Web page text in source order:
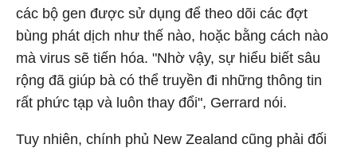
các bộ gen được sử dụng để theo dõi các đợt
bùng phát dịch như thế nào, hoặc bằng cách nào
mà virus sẽ tiến hóa. "Nhờ vậy, sự hiểu biết sâu
rộng đã giúp bà có thể truyền đi những thông tin
rất phức tạp và luôn thay đổi", Gerrard nói.
Tuy nhiên, chính phủ New Zealand cũng phải đối